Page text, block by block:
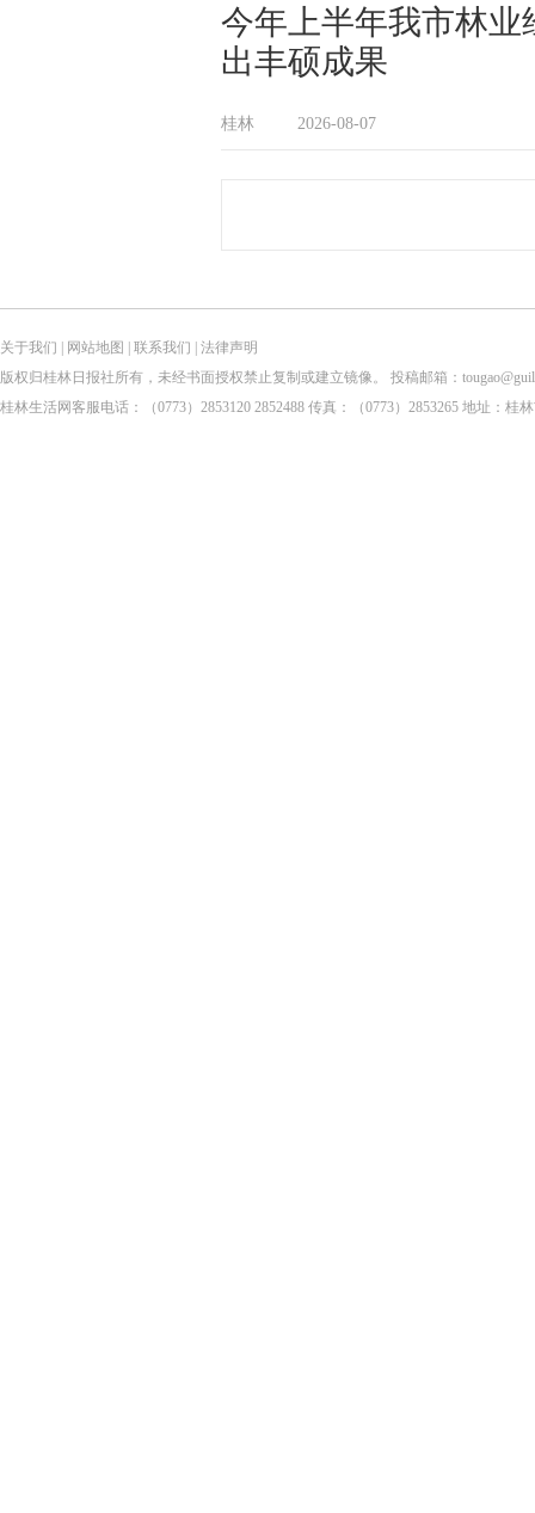
今年上半年我市林
出丰硕成果
桂林 2026-08-07
关于我们 网站地图 联系我们
法律声明
版权归桂林日报社所有，未经书面授权禁止复制或建立镜像。 投稿邮箱：
桂林生活网客服电话：（0773）2853120 2852488 传真：（0773）2853265 地址：